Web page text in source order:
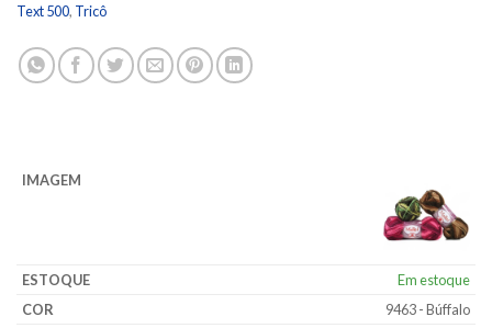
Text 500, Tricô
Em estoque
9463 - Búffalo